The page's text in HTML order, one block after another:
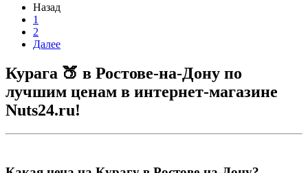
Назад
1
2
Далее
Курага 🍑 в Ростове-на-Дону по
лучшим ценам в интернет-магазине
Nuts24.ru!